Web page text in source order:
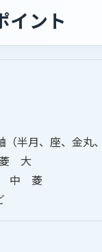
イント
半月、座、金丸
大
中 菱